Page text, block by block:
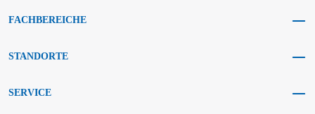
FACHBEREICHE
STANDORTE
SERVICE